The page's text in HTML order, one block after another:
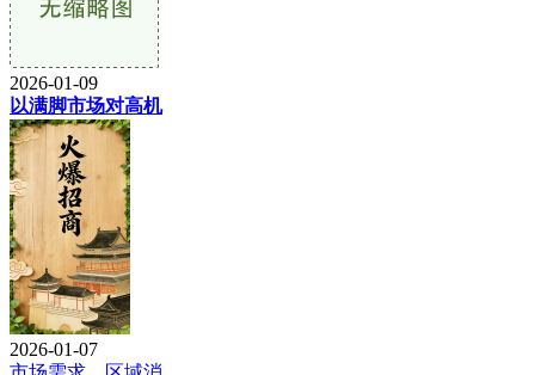
2026-01-09
以满脚市场对高机
2026-01-07